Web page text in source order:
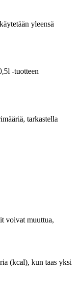
yleensä
-tuotteen
tarkastella
voivat muuttua,
(kcal), kun taas yksi